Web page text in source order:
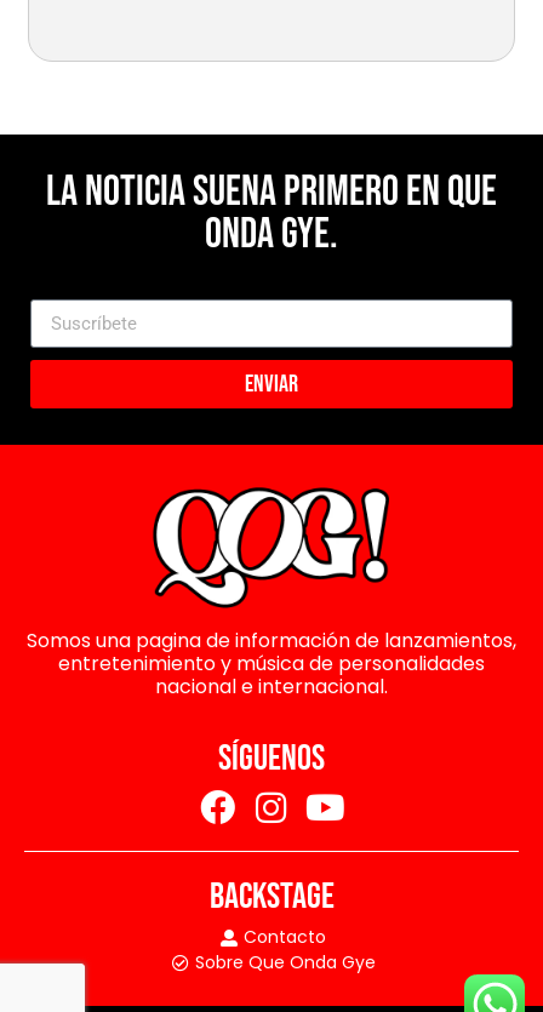
La noticia suena primero en Que
Onda Gye.
Enviar
Somos una pagina de información de lanzamientos,
entretenimiento y música de personalidades
nacional e internacional.
SÍGUENOS
BACKSTAGE
Contacto
Sobre Que Onda Gye